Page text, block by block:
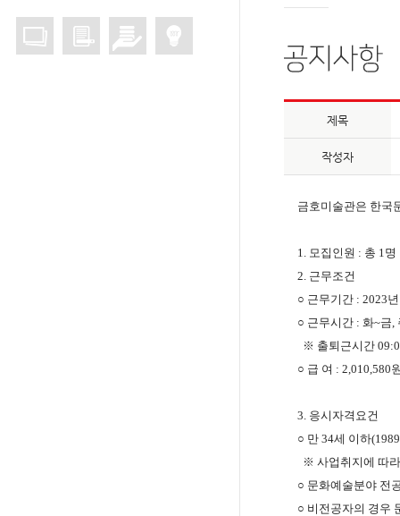
제목
작성자
금호미술관은 한국
1. 모집인원 : 총 1명
2. 근무조건
○ 근무기간 : 2023
○ 근무시간 : 화~금,
※ 출퇴근시간
○ 급 여 : 2,010,580
3. 응시자격요건
○ 만 34세 이하(1989
※ 사업취지에 따
○ 문화예술분야 전
○ 비전공자의 경우